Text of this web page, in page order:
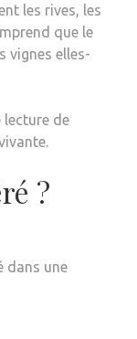
les rives, les
que le
vignes elles-
lecture de
?
dans une